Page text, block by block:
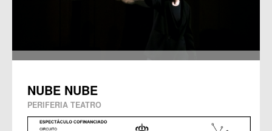
NUBE NUBE
PERIFERIA TEATRO